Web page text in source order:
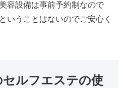
容設備は事前予約制なので
いうことはないのでご安心く
ルフエステの使